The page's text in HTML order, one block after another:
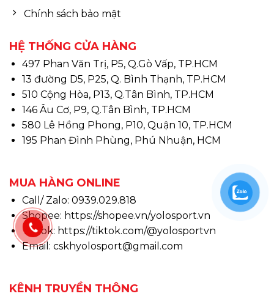
Chính sách bảo mật
HỆ THỐNG CỬA HÀNG
497 Phan Văn Trị, P5, Q.Gò Vấp, TP.HCM
13 đường D5, P25, Q. Bình Thạnh, TP.HCM
510 Cộng Hòa, P13, Q.Tân Bình, TP.HCM
146 Âu Cơ, P9, Q.Tân Bình, TP.HCM
580 Lê Hồng Phong, P10, Quận 10, TP.HCM
195 Phan Đình Phùng, Phú Nhuận, HCM
MUA HÀNG ONLINE
Call/ Zalo: 0939.029.818
Shopee: https://shopee.vn/yolosport.vn
Tiktok: https://tiktok.com/@yolosportvn
Email: cskhyolosport@gmail.com
KÊNH TRUYỀN THÔNG